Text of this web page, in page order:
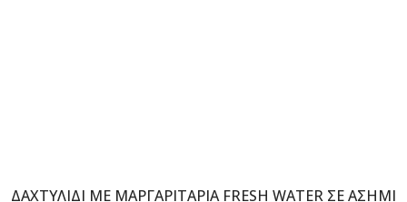
ΔΑΧΤΥΛΊΔΙ ΜΕ ΜΑΡΓΑΡΙΤΆΡΙΑ FRESH WATER ΣΕ ΑΣΉΜΙ